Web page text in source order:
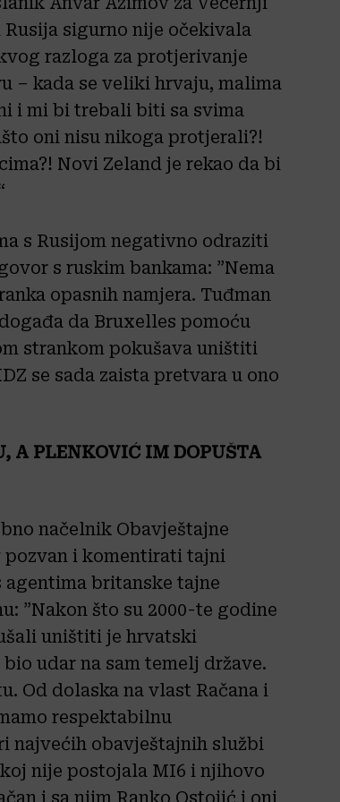
sigurno nije očekivala
razloga za protjerivanje
– kada se veliki hrvaju, malima
i mi bi trebali biti sa svima
oni nisu nikoga protjerali?!
Novi Zeland je rekao da bi
s Rusijom negativno odraziti
s ruskim bankama: ”Nema
opasnih namjera. Tuđman
da Bruxelles pomoću
strankom pokušava uništiti
se sada zaista pretvara u ono
A PLENKOVIĆ IM DOPUŠTA
načelnik Obavještajne
pozvan i komentirati tajni
agentima britanske tajne
”Nakon što su 2000-te godine
uništiti je hrvatski
udar na sam temelj države.
Od dolaska na vlast Račana i
respektabilnu
najvećih obavještajnih službi
nije postojala MI6 i njihovo